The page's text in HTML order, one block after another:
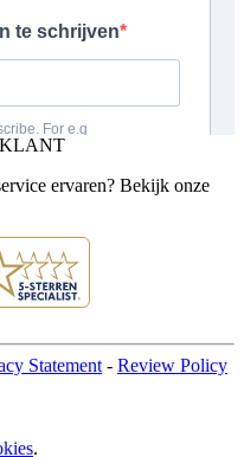
ervaren? Bekijk onze
Statement - Review Policy
.